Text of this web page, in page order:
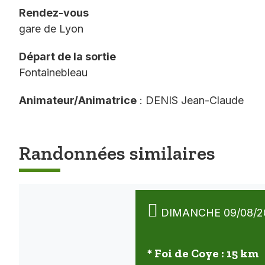
Rendez-vous
gare de Lyon
Départ de la sortie
Fontainebleau
Animateur/Animatrice : DENIS Jean-Claude
Randonnées similaires
DIMANCHE 09/08/
* Foi de Coye : 15 km